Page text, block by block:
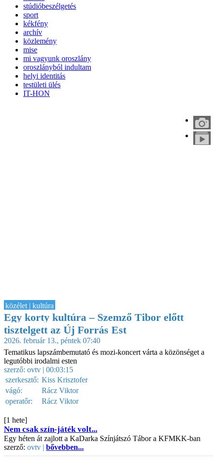
stúdióbeszélgetés
sport
kékfény
archív
közlemény
mise
mi vagyunk oroszlány
oroszlányból indultam
helyi identitás
testületi ülés
IT-HON
közélet | kultúra
Egy korty kultúra – Szemző Tibor előtt
tisztelgett az Új Forrás Est
2026. február 13., péntek 07:40
Tematikus lapszámbemutató és mozi-koncert várta a közönséget a
legutóbbi irodalmi esten
szerző: ovtv | 00:03:15
szerkesztő: Kiss Krisztofer
vágó:
Rácz Viktor
operatőr:
Rácz Viktor
[1 hete]
Nem csak szín-játék volt...
Egy héten át zajlott a KaDarka Színjátszó Tábor a KFMKK-ban
szerző: ovtv | bővebben...